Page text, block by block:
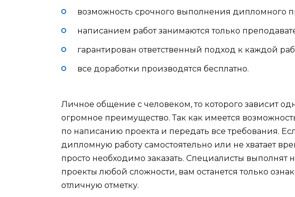
возможность срочного выполнения дипломного
написанием работ занимаются только
гарантирован ответственный подход к каждой
все доработки производятся бесплатно.
Личное общение с человеком, то которого зависит
огромное преимущество. Так как имеется
по написанию проекта и передать все требования.
дипломную работу самостоятельно или не хватает
просто необходимо заказать. Специалисты выполнят
проекты любой сложности, вам останется только
отличную отметку.